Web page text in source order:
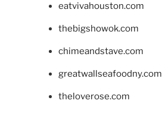
eatvivahouston.com
thebigshowok.com
chimeandstave.com
greatwallseafoodny.com
theloverose.com